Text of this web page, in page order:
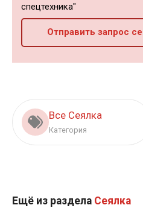
спецтехника"
Отправить запрос
Все Сеялка
Категория
Ещё из раздела Сеялка